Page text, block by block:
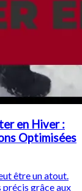
en Hiver :
Optimisées
être un atout.
grâce aux